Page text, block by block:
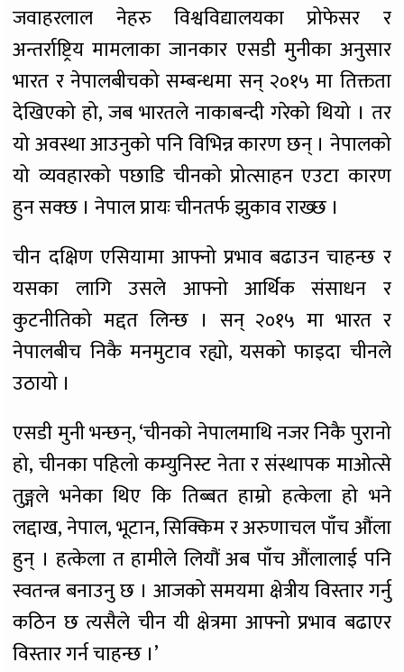
जवाहरलाल नेहरु विश्वविद्यालयका प्रोफेसर र
अन्तर्राष्ट्रिय मामलाका जानकार एसडी मुनीका अनुसार
भारत र नेपालबीचको सम्बन्धमा सन् २०१५ मा तिक्तता
देखिएको हो, जब भारतले नाकाबन्दी गरेको थियो । तर
यो अवस्था आउनुको पनि विभिन्न कारण छन् । नेपालको
यो व्यवहारको पछाडि चीनको प्रोत्साहन एउटा कारण
हुन सक्छ । नेपाल प्रायः चीनतर्फ झुकाव राख्छ ।
चीन दक्षिण एसियामा आफ्नो प्रभाव बढाउन चाहन्छ र
यसका लागि उसले आफ्नो आर्थिक संसाधन र
कुटनीतिको मद्दत लिन्छ । सन् २०१५ मा भारत र
नेपालबीच निकै मनमुटाव रह्यो, यसको फाइदा चीनले
उठायो ।
एसडी मुनी भन्छन्, ‘चीनको नेपालमाथि नजर निकै पुरानो
हो, चीनका पहिलो कम्युनिस्ट नेता र संस्थापक माओत्से
तुङ्गले भनेका थिए कि तिब्बत हाम्रो हत्केला हो भने
लद्दाख, नेपाल, भूटान, सिक्किम र अरुणाचल पाँच औंला
हुन् । हत्केला त हामीले लियौं अब पाँच औंलालाई पनि
स्वतन्त्र बनाउनु छ । आजको समयमा क्षेत्रीय विस्तार गर्नु
कठिन छ त्यसैले चीन यी क्षेत्रमा आफ्नो प्रभाव बढाएर
विस्तार गर्न चाहन्छ ।’